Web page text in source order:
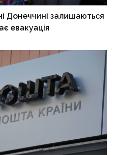
Донеччині залишаються
евакуація